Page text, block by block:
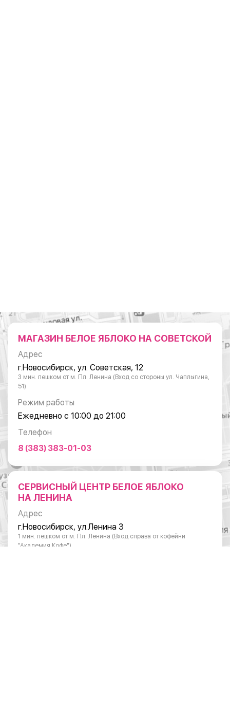
МАГАЗИН БЕЛОЕ ЯБЛОКО НА СОВЕТСКОЙ
Адрес
г.Новосибирск, ул. Советская, 12
3 мин. пешком от м. Пл. Ленина (Вход со стороны ул. Чаплыгина,
51)
Режим работы
Ежедневно с 10:00 до 21:00
Телефон
8 (383) 383-01-03
СЕРВИСНЫЙ ЦЕНТР БЕЛОЕ ЯБЛОКО
НА ЛЕНИНА
Адрес
г.Новосибирск, ул.Ленина 3
1 мин. пешком от м. Пл. Ленина (Вход справа от кофейни
"Академия Кофе")